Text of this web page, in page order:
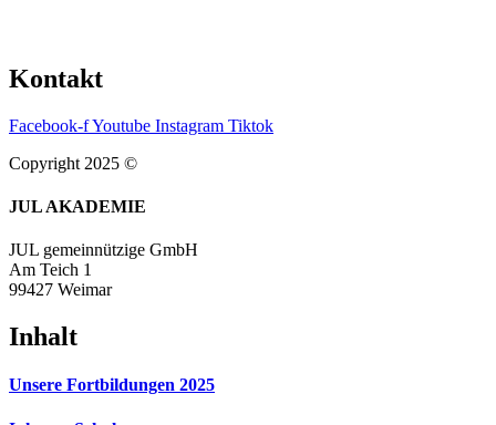
Kontakt
Facebook-fYoutube Instagram Tiktok
Copyright 2025 ©
JUL AKADEMIE
JUL gemeinnützige GmbH
Am Teich 1
99427 Weimar
Inhalt
Unsere Fortbildungen 2025